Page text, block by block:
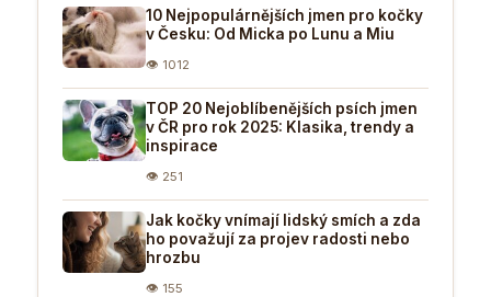
10 Nejpopulárnějších jmen pro kočky
v Česku: Od Micka po Lunu a Miu
👁 1012
TOP 20 Nejoblíbenějších psích jmen
v ČR pro rok 2025: Klasika, trendy a
inspirace
👁 251
Jak kočky vnímají lidský smích a zda
ho považují za projev radosti nebo
hrozbu
👁 155